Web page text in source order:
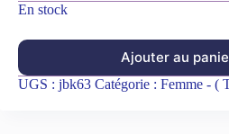
En stock
Ajouter au
UGS : jbk63 Catégorie : Femme - (